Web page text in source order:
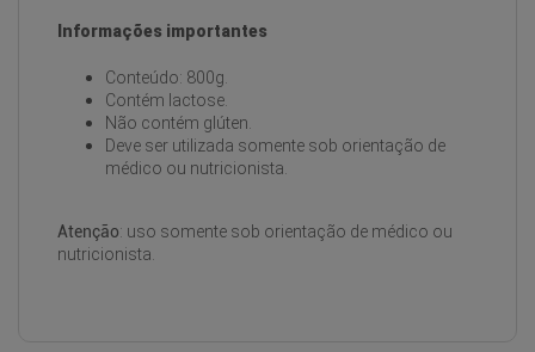
Informações importantes
Conteúdo: 800g.
Contém lactose.
Não contém glúten.
Deve ser utilizada somente sob orientação de
médico ou nutricionista.
Atenção: uso somente sob orientação de médico ou
nutricionista.